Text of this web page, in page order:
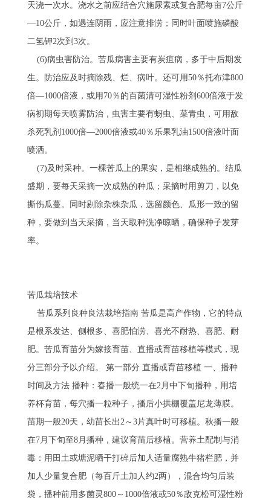
天浇一次水。浇水之前应结合穴施尿素或复合肥每亩7公斤
—10公斤，如遇连阴雨，应注意排涝；同时叶面喷施磷酸
二氢钾2次到3次。
(6)病虫害防治。苦瓜病害主要有炭疽病，多于中后期发
生。防治应及时摘除残、烂、病叶。还可用50％托布津800
倍—1000倍液，或用70％的百菌清可湿性粉剂600倍液于发
病初期每天喷雾防治，虫害主要有蚜虫、菜青虫，可用敌
杀死乳剂1000倍—2000倍液或40％乐果乳油1500倍液叶面
喷洒。
(7)及时采种。一棵苦瓜上的果实，是相继成熟的。结瓜
盛期，要每天采摘一次成熟的种瓜；采摘时用剪刀，以免
撕伤瓜蔓。同时剔除杂株杂瓜，选留颜色、瓜形一致的留
种，要做到当天采摘，当天取种洗净晾晒，确保种子发芽
率。
苦瓜栽培技术
苦瓜系列良种良法栽培指南 苦瓜是高产作物，它的特点
是根系发达、侧根多、喜肥怕涝、喜光不耐热、喜肥、耐
肥。苦瓜育苗分为嫁接育苗、直播或育苗移植等模式，现
分三部分予以介绍。 第一部分 直播或育苗移植 一、播种
时间及方法 播种：春播一般统一在2月中下旬播种，用培
养杯育苗，每穴播一粒种子，播后小拱棚覆盖尼龙薄膜。
苗期一般20天，幼苗长出2～3片真叶时可移植。秋播一般
在7月下旬至8月播种，建议育苗后移植。营养土配制与消
毒：用田土或塘泥晒干打碎后加人适量腐熟牛猪栏肥，并
加人少量复合肥（每百斤土加人约2两），混合均匀后装
袋，播种前用多菌灵800～1000倍液或50％敌克松可湿性粉